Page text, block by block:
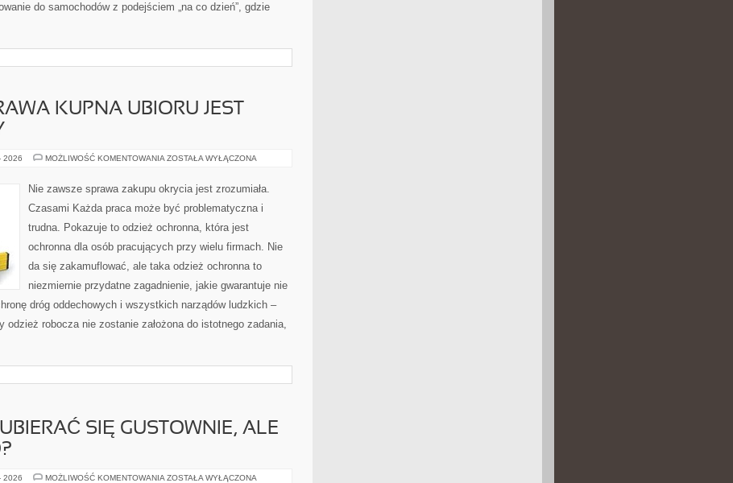
do samochodów z podejściem „na co dzień”, gdzie
KUPNA UBIORU JEST
2026 MOŻLIWOŚĆ KOMENTOWANIA NIE
KUPNA
UBIORU
JASNA.
ZOSTAŁA WYŁĄCZONA
Nie zawsze sprawa zakupu okrycia jest zrozumiała.
Czasami Każda praca może być problematyczna i
trudna. Pokazuje to odzież ochronna, która jest
ochronna dla osób pracujących przy wielu firmach. Nie
da się zakamuflować, ale taka odzież ochronna to
niezmiernie przydatne zagadnienie, jakie gwarantuje nie
dróg oddechowych i wszystkich narządów ludzkich –
odzież robocza nie zostanie założona do istotnego zadania,
SIĘ GUSTOWNIE, ALE
2026 MOŻLIWOŚĆ KOMENTOWANIA W
ZOSTAŁA WYŁĄCZONA